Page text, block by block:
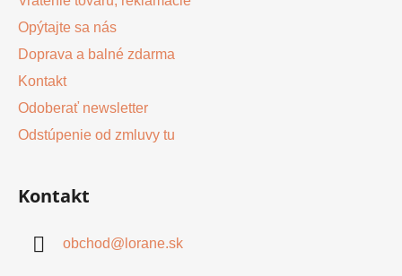
Opýtajte sa nás
Doprava a balné zdarma
Kontakt
Odoberať newsletter
Odstúpenie od zmluvy tu
Kontakt
obchod@ lorane.sk